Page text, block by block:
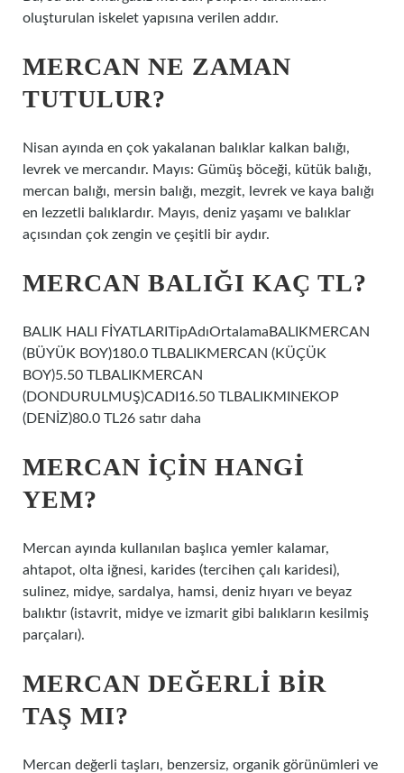
oluşturulan iskelet yapısına verilen addır.
MERCAN NE ZAMAN
TUTULUR?
Nisan ayında en çok yakalanan balıklar kalkan balığı,
levrek ve mercandır. Mayıs: Gümüş böceği, kütük balığı,
mercan balığı, mersin balığı, mezgit, levrek ve kaya balığı
en lezzetli balıklardır. Mayıs, deniz yaşamı ve balıklar
açısından çok zengin ve çeşitli bir aydır.
MERCAN BALIĞI KAÇ TL?
BALIK HALI FİYATLARITipAdıOrtalamaBALIKMERCAN
(BÜYÜK BOY)180.0 TLBALIKMERCAN (KÜÇÜK
BOY)5.50 TLBALIKMERCAN
(DONDURULMUŞ)CADI16.50 TLBALIKMINEKOP
(DENİZ)80.0 TL26 satır daha
MERCAN IÇIN HANGI
YEM?
Mercan ayında kullanılan başlıca yemler kalamar,
ahtapot, olta iğnesi, karides (tercihen çalı karidesi),
sulinez, midye, sardalya, hamsi, deniz hıyarı ve beyaz
balıktır (istavrit, midye ve izmarit gibi balıkların kesilmiş
parçaları).
MERCAN DEĞERLI BIR
TAŞ MI?
Mercan değerli taşları, benzersiz, organik görünümleri ve